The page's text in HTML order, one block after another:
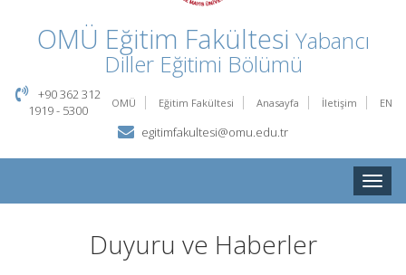
OMÜ Eğitim Fakültesi Yabancı
Diller Eğitimi Bölümü
OMÜ Eğitim Fakültesi Anasayfa İletişim EN
+90 362 312
1919 - 5300
egitimfakultesi@omu.edu.tr
Toggle
Duyuru ve Haberler